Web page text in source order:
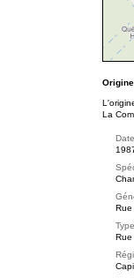
La
Rue
Rue